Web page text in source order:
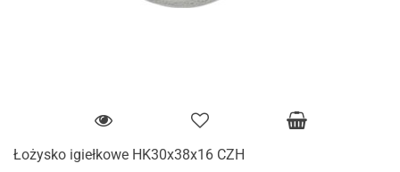
Łożysko igiełkowe HK30x38x16 CZH